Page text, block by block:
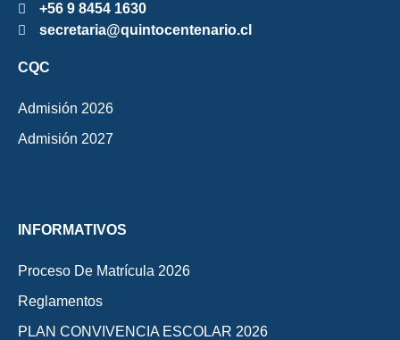
+56 9 8454 1630
secretaria@quintocentenario.cl
CQC
Admisión 2026
Admisión 2027
INFORMATIVOS
Proceso De Matrícula 2026
Reglamentos
PLAN CONVIVENCIA ESCOLAR 2026